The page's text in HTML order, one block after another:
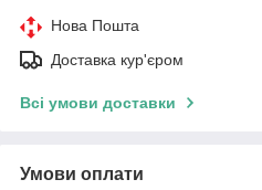
Нова Пошта
Доставка кур'єром
Всі умови доставки
Умови оплати